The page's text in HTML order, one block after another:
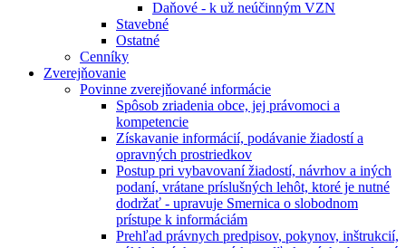
Daňové - k už neúčinným VZN
Stavebné
Ostatné
Cenníky
Zverejňovanie
Povinne zverejňované informácie
Spôsob zriadenia obce, jej právomoci a
kompetencie
Získavanie informácií, podávanie žiadostí a
opravných prostriedkov
Postup pri vybavovaní žiadostí, návrhov a iných
podaní, vrátane príslušných lehôt, ktoré je nutné
dodržať - upravuje Smernica o slobodnom
prístupe k informáciám
Prehľad právnych predpisov, pokynov, inštrukcií,